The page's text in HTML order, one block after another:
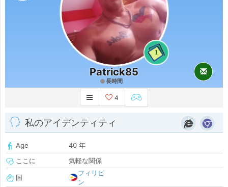
1
Patrick85
長時間
4
私のアイデンティティ
Age
40 年
ここに
気軽な関係
国
フィリピ
ン